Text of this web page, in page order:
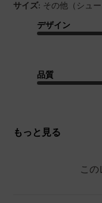
サイズ: その他（シュー
デザイン
品質
もっと見る
こ